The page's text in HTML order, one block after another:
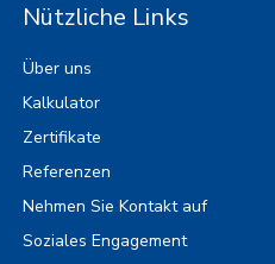
Nützliche Links
Über uns
Kalkulator
Zertifikate
Referenzen
Nehmen Sie Kontakt auf
Soziales Engagement